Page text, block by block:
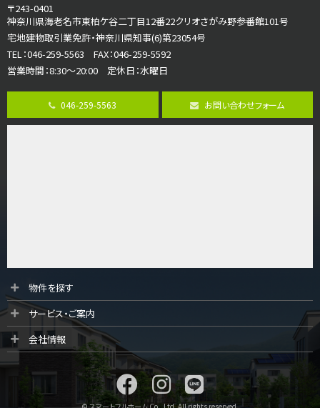
リビングダイニング部分の床暖房完備 車並列2台駐…
第8位
古淵駅
バ12分・歩4分
並列２台駐車可。１階はリビングと水まわりをまとめ…
長後駅
全棟ＬＤＫは16帖の4ＬＤＫ！食器洗い乾燥機や浴…
〒243-0401
神奈川県海老名市東柏ケ谷二丁目12番22クリオさがみ野参番館101号
宅地建物取引業免許・神奈川県知事(6)第23054号
TEL：046-259-5563 FAX：046-259-5592
営業時間：8:30～20:00 定休日：水曜日
046-259-5563 お問い合わせフォーム
物件を探す
サービス・ご案内
会社情報